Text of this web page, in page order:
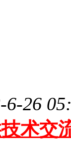
26
术交